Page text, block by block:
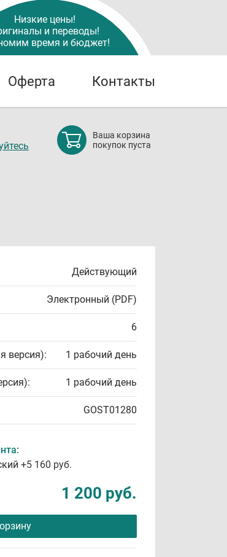
Низкие цены!
и переводы!
время и бюджет!
Оферта Контакты
Ваша корзина
покупок пуста
Действующий
Электронный (PDF)
6
версия): 1 рабочий день
1 рабочий день
GOST01280
+5 160 руб.
1 200 руб.